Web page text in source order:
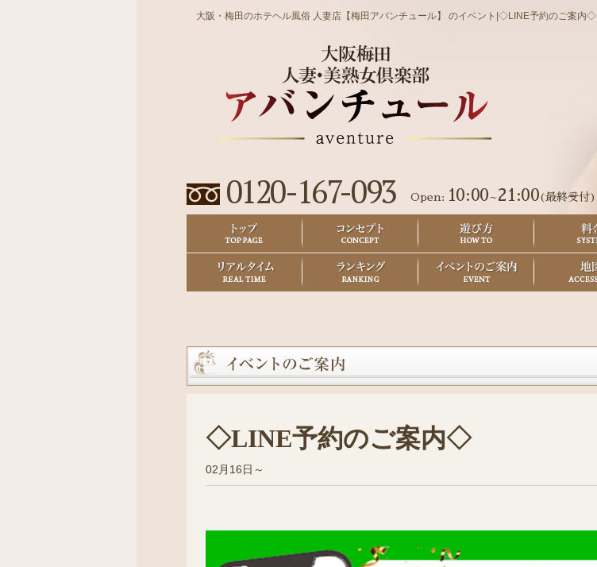
大阪・梅田のホテヘル風俗 人妻店【梅田アバンチュール】 のイベント|◇LINE予約のご案内◇
0120-167-093 Open: 10:00～21:00(最終受付)
◇LINE予約のご案内◇
02月16日～